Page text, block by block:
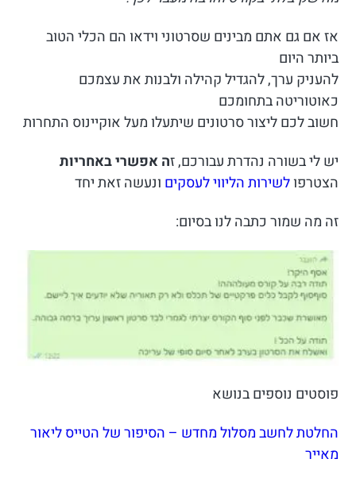
אז אם גם אתם מבינים שסרטוני וידאו הם הכלי הטוב
ביותר היום
להעניק ערך, להגדיל קהילה ולבנות את עצמכם
כאוטוריטה בתחומכם
חשוב לכם ליצור סרטונים שיתעלו מעל אוקיינוס התחרות
יש לי בשורה נהדרת עבורכם, זה אפשרי באחריות
הצטרפולשירות הליווי לעסקים ונעשה זאת יחד
זה מה שמור כתבה לנו בסיום:
פוסטים נוספים בנושא
החלטת לחשב מסלול מחדש – הסיפור של הטייס ליאור
מאייר